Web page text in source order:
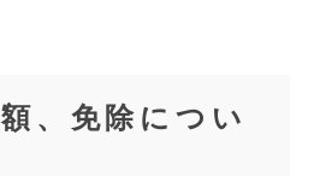
、免除につい